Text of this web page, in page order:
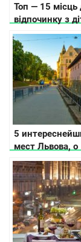
Топ — 15 місць
відпочинку з
в Карпатах,
піти, що
5
мест Львова, о
которых не
расскажут
путеводители